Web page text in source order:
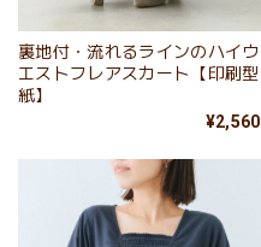
裏地付・流れるラインのハイウ
エストフレアスカート【印刷型
紙】
¥2,560